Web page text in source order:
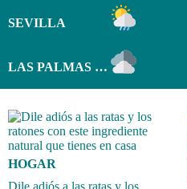
SEVILLA
LAS PALMAS DE GRAN CANARIA
HOGAR
Dile adiós a las ratas y los